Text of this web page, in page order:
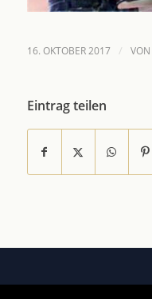
16. OKTOBER 2017 / VON
Eintrag teilen